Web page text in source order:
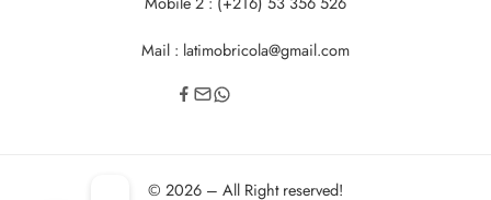
Mail : latimobricola@gmail.com
© 2026 – All Right reserved!